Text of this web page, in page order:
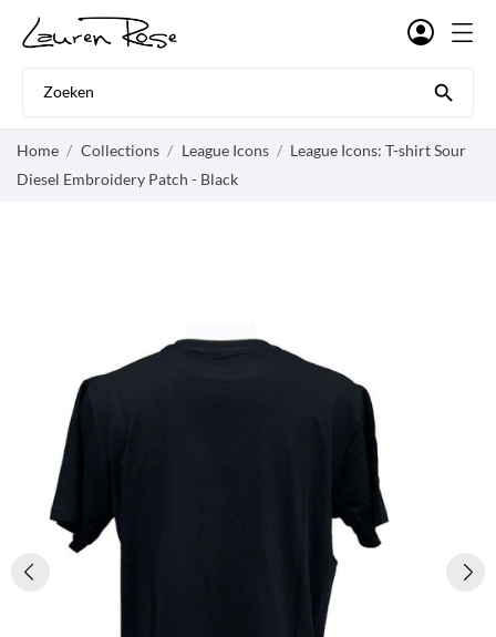

Home Collections League Icons
League Icons: T-shirt Sour
Diesel Embroidery Patch - Black